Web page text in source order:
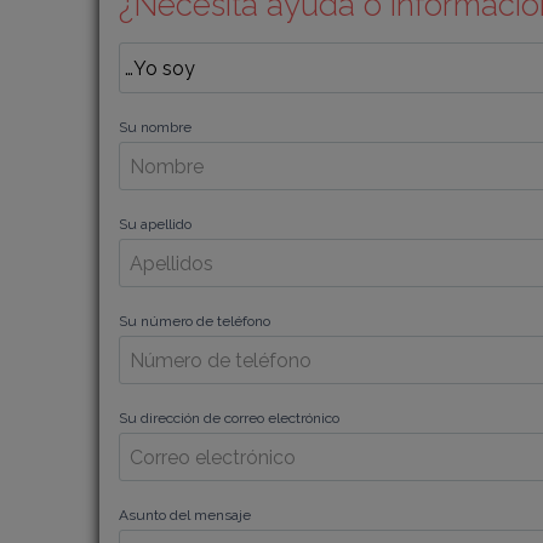
Su nombre
Su apellido
Su número de teléfono
Su dirección de correo electrónico
Asunto del mensaje